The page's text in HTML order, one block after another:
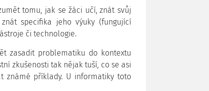
tomu, jak se žáci učí, znát svůj
specifika jeho výuky (fungující
či technologie.
zasadit problematiku do kontextu
zkušenosti tak nějak tuší, co se asi
známé příklady. U informatiky toto